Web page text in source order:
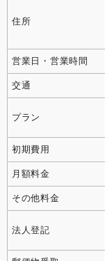
住所
営業日・営業時間
交通
プラン
初期費用
月額料金
その他料金
法人登記